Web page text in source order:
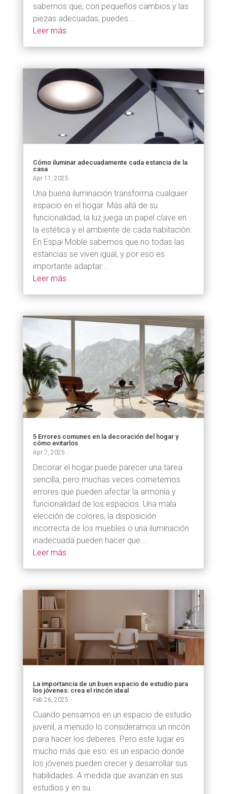
sabemos que, con pequeños cambios y las
piezas adecuadas, puedes...
Leer más
Cómo iluminar adecuadamente cada estancia de la
casa
Apr 11, 2025
Una buena iluminación transforma cualquier
espacio en el hogar. Más allá de su
funcionalidad, la luz juega un papel clave en
la estética y el ambiente de cada habitación.
En Espai Moble sabemos que no todas las
estancias se viven igual, y por eso es
importante adaptar...
Leer más
5 Errores comunes en la decoración del hogar y
cómo evitarlos
Apr 7, 2025
Decorar el hogar puede parecer una tarea
sencilla, pero muchas veces cometemos
errores que pueden afectar la armonía y
funcionalidad de los espacios. Una mala
elección de colores, la disposición
incorrecta de los muebles o una iluminación
inadecuada pueden hacer que...
Leer más
La importancia de un buen espacio de estudio para
los jóvenes: crea el rincón ideal
Feb 26, 2025
Cuando pensamos en un espacio de estudio
juvenil, a menudo lo consideramos un rincón
para hacer los deberes. Pero este lugar es
mucho más que eso: es un espacio donde
los jóvenes pueden crecer y desarrollar sus
habilidades. A medida que avanzan en sus
estudios y en su...